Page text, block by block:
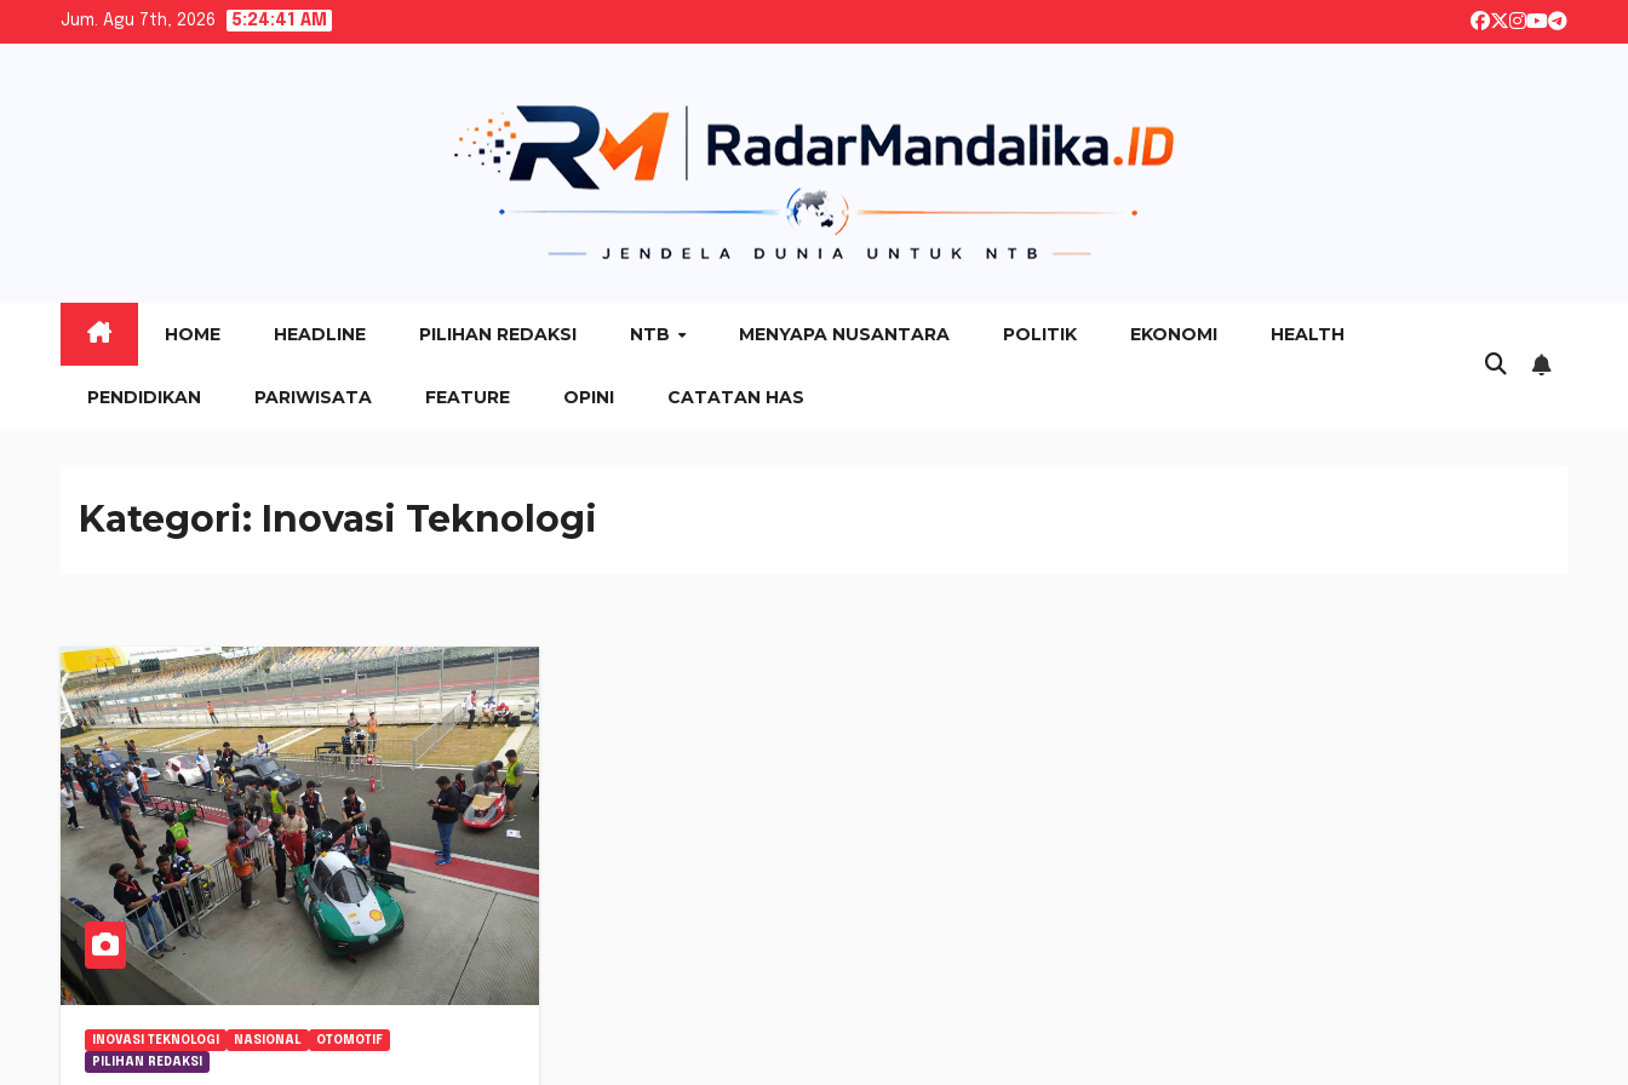
Jum. Agu 7th, 2026 5:24:42 AM
HOME HEADLINE PILIHAN REDAKSI NTB MENYAPA NUSANTARA POLITIK EKONOMI HEALTH
PENDIDIKAN PARIWISATA FEATURE OPINI CATATAN HAS
Kategori: Inovasi Teknologi
INOVASI TEKNOLOGI NASIONAL
OTOMOTIF
PILIHAN REDAKSI